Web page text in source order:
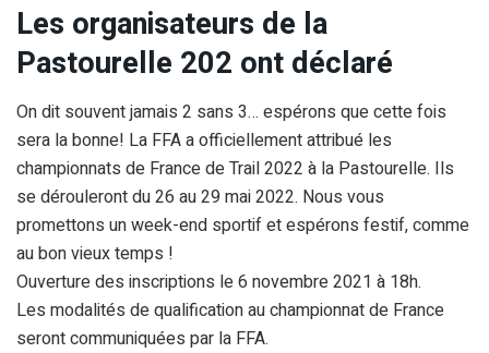
Les organisateurs de la
Pastourelle 202 ont déclaré
On dit souvent jamais 2 sans 3… espérons que cette fois
sera la bonne! La FFA a officiellement attribué les
championnats de France de Trail 2022 à la Pastourelle. Ils
se dérouleront du 26 au 29 mai 2022. Nous vous
promettons un week-end sportif et espérons festif, comme
au bon vieux temps !
Ouverture des inscriptions le 6 novembre 2021 à 18h.
Les modalités de qualification au championnat de France
seront communiquées par la FFA.